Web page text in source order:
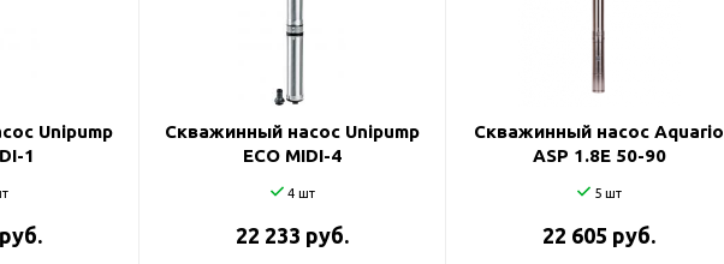
Unipump
1
Скважинный насос Unipump
ECO MIDI-4
4 шт
22 233 руб.
Скважинный насос Aquario
ASP 1.8Е 50-90
5 шт
22 605 руб.